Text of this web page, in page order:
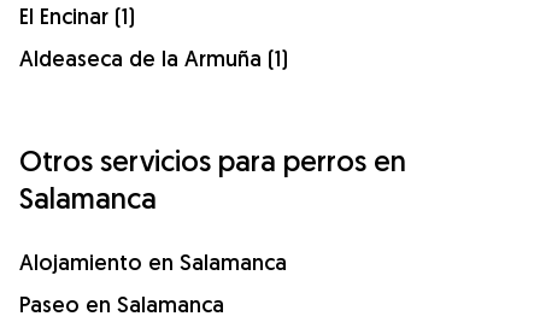
El Encinar (1)
Aldeaseca de la Armuña (1)
Otros servicios para perros en
Salamanca
Alojamiento en Salamanca
Paseo en Salamanca